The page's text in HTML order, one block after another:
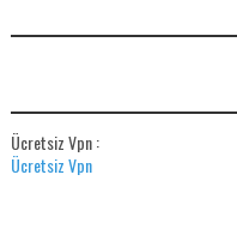
Ücretsiz Vpn :
Ücretsiz Vpn